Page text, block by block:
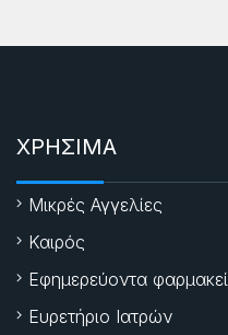
ΧΡΗΣΙΜΑ
Μικρές Αγγελίες
Καιρός
Εφημερεύοντα
Ευρετήριο Ιατρών